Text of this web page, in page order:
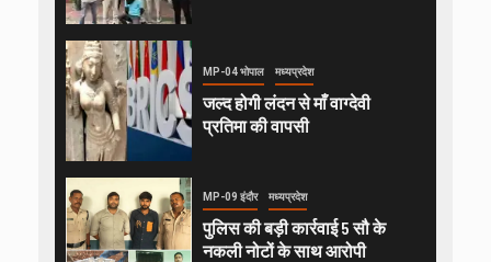
MP-04 भोपाल मध्यप्रदेश
जल्द होगी लंदन से माँ वाग्देवी
प्रतिमा की वापसी
MP-09 इंदौर मध्यप्रदेश
पुलिस की बड़ी कार्रवाई 5 सौ के
नकली नोटों के साथ आरोपी